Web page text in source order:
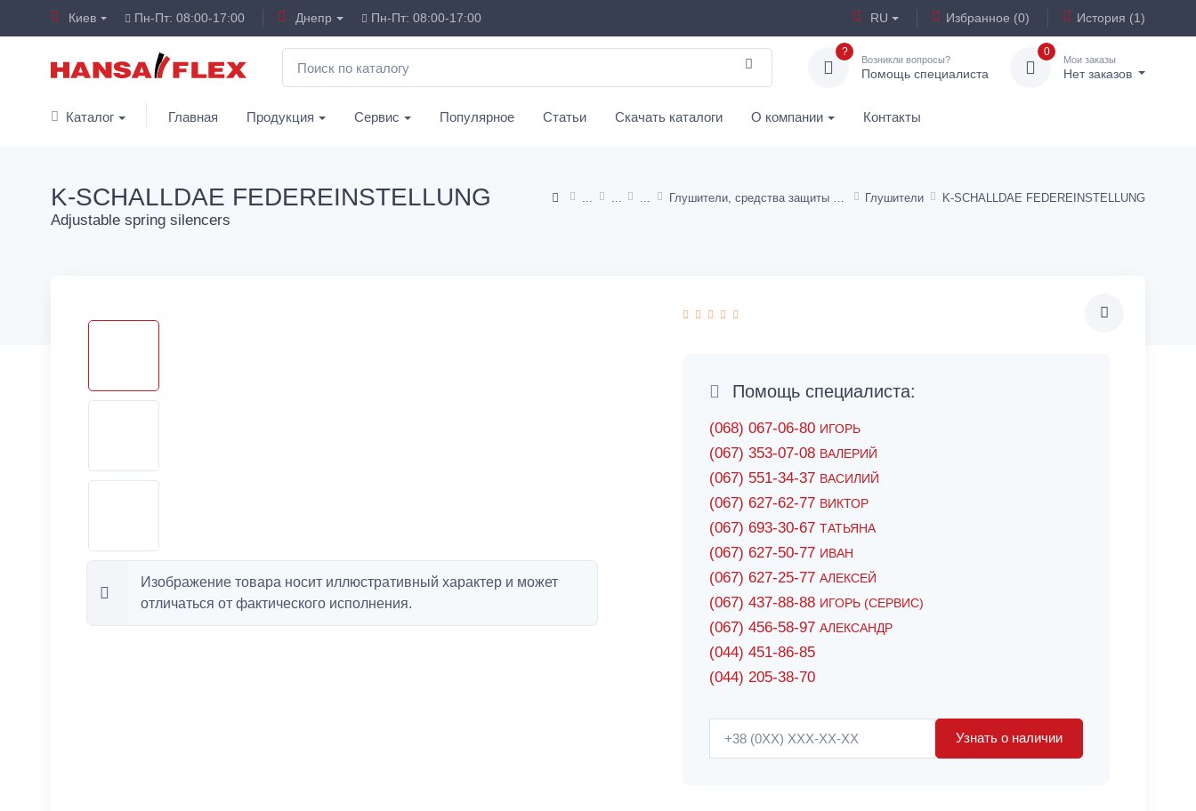
Киев Пн-Пт: 08:00-17:00 Днепр Пн-Пт: 08:00-17:00 RU Избранное (0) История (1)
?
Возникли вопросы?
Помощь специалиста
0
Мои заказы
Нет заказов
Каталог Главная Продукция Сервис Популярное Статьи Скачать каталоги О компании Контакты
Глушители, средства защиты слуха Глушители K-SCHALLDAE FEDEREINSTELLUNG
K-SCHALLDAE FEDEREINSTELLUNG
Adjustable spring silencers
Изображение товара носит иллюстративный характер и может
отличаться от фактического исполнения.
Помощь специалиста:
(068) 067-06-80 ИГОРЬ
(067) 353-07-08 ВАЛЕРИЙ
(067) 551-34-37 ВАСИЛИЙ
(067) 627-62-77 ВИКТОР
(067) 693-30-67 ТАТЬЯНА
(067) 627-50-77 ИВАН
(067) 627-25-77 АЛЕКСЕЙ
(067) 437-88-88 ИГОРЬ (СЕРВИС)
(067) 456-58-97 АЛЕКСАНДР
(044) 451-86-85
(044) 205-38-70
Узнать о наличии